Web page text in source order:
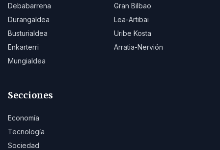
Debabarrena
Gran Bilbao
Durangaldea
Lea-Artibai
Busturialdea
Uribe Kosta
Enkarterri
Arratia-Nervión
Mungialdea
Secciones
Economía
Tecnología
Sociedad